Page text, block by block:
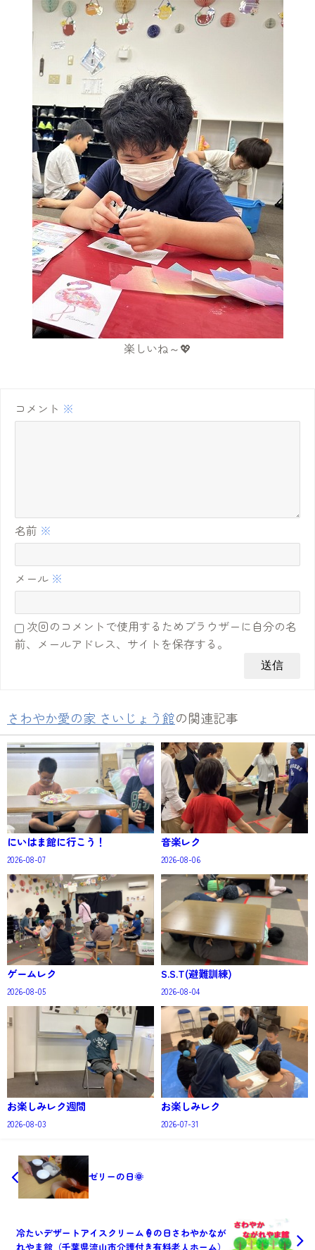
楽しいね～💖
コメント ※
名前 ※
メール ※
次回のコメントで使用するためブラウザーに自分の名
前、メールアドレス、サイトを保存する。
さわやか愛の家 さいじょう館の関連記事
にいはま館に行こう！
2026-08-07
音楽レク
2026-08-06
ゲームレク
2026-08-05
S.S.T(避難訓練)
2026-08-04
お楽しみレク週間
2026-08-03
お楽しみレク
2026-07-31
ゼリーの日🌞
冷たいデザートアイスクリーム🍦の日さわやかなが
れやま館（千葉県流山市介護付き有料老人ホーム）